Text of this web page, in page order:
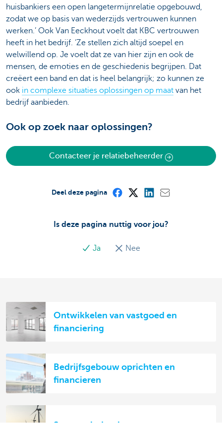
huisbankiers een open langetermijnrelatie opgebouwd,
zodat we op basis van wederzijds vertrouwen kunnen
werken.’ Ook Van Eeckhout voelt dat KBC vertrouwen
heeft in het bedrijf. ‘Ze stellen zich altijd soepel en
welwillend op. Je voelt dat ze van hier zijn en ook de
mensen, de emoties en de geschiedenis begrijpen. Dat
creëert een band en dat is heel belangrijk; zo kunnen ze
ook in complexe situaties oplossingen op maat van het
bedrijf aanbieden.
Ook op zoek naar oplossingen?
Contacteer je relatiebeheerder
Is deze pagina nuttig voor jou?
Ja Nee
Deel deze pagina
Ontwikkelen van vastgoed en
financiering
Bedrijfsgebouw oprichten en
financieren
Storm-windparken